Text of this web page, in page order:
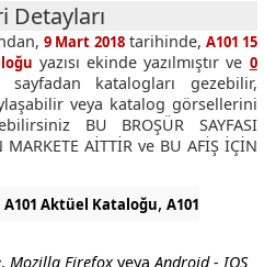
Detayları
9 Mart 2018tarihinde, A101 15
yazısı ekinde yazılmıştır ve 0
katalogları gezebilir,
veya katalog görsellerini
BU BROŞÜR SAYFASI
AİTTİR ve BU AFİŞ İÇİN
A101 Aktüel Kataloğu, A101
,Mozilla Firefox veyaAndroid - IOS